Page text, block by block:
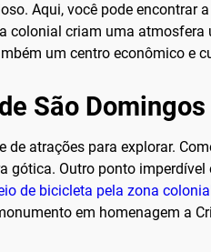
Aqui, você pode
colonial criam uma
um centro econômico e
São Domingos
atrações para explorar.
gótica. Outro ponto
de bicicleta pela zona
em homenagem a